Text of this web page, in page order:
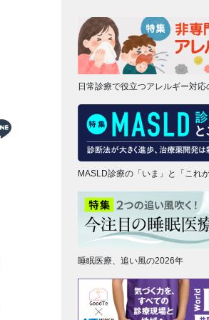
日常診療で役立つアレルギー対応
MASLD診療の「いま」と「これか
睡眠医療、追い風の2026年